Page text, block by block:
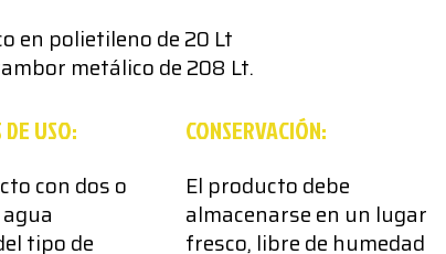
en polietileno de 20 Lt
metálico de 208 Lt.
USO:
con dos o
tipo de
CONSERVACIÓN:
El producto debe
almacenarse en un lugar
fresco, libre de humedad